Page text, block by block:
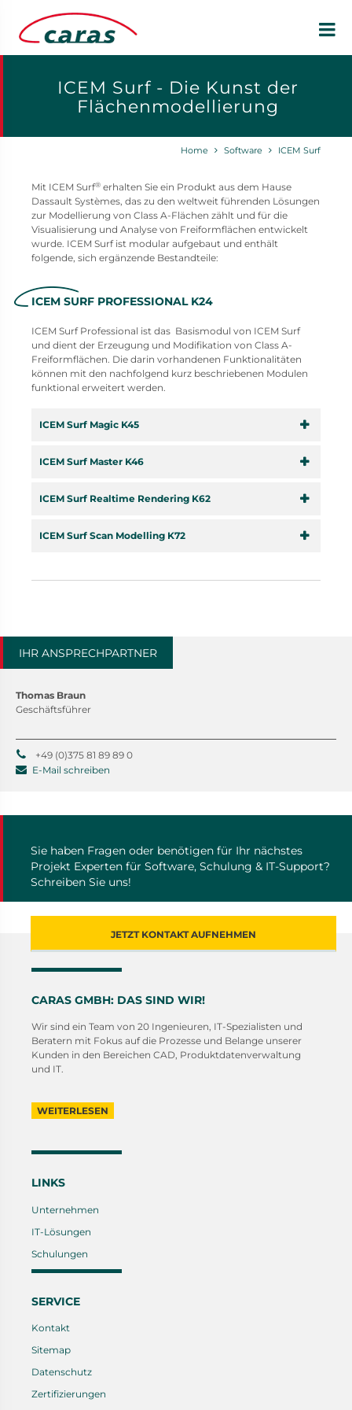
ICEM Surf - Die Kunst der
Flächenmodellierung
Home Software ICEM Surf
Mit ICEM Surf® erhalten Sie ein Produkt aus dem Hause
Dassault Systèmes, das zu den weltweit führenden Lösungen
zur Modellierung von Class A-Flächen zählt und für die
Visualisierung und Analyse von Freiformflächen entwickelt
wurde. ICEM Surf ist modular aufgebaut und enthält
folgende, sich ergänzende Bestandteile:
ICEM SURF PROFESSIONAL K24
ICEM Surf Professional ist das Basismodul von ICEM Surf
und dient der Erzeugung und Modifikation von Class A-
Freiformflächen. Die darin vorhandenen Funktionalitäten
können mit den nachfolgend kurz beschriebenen Modulen
funktional erweitert werden.
ICEM Surf Magic K45
ICEM Surf Master K46
ICEM Surf Realtime Rendering K62
ICEM Surf Scan Modelling K72
IHR ANSPRECHPARTNER
Thomas Braun
Geschäftsführer
+49 (0)375 81 89 89 0
E-Mail schreiben
Sie haben Fragen oder benötigen für Ihr nächstes
Projekt Experten für Software, Schulung & IT-Support?
Schreiben Sie uns!
JETZT KONTAKT AUFNEHMEN
CARAS GMBH: DAS SIND WIR!
Wir sind ein Team von 20 Ingenieuren, IT-Spezialisten und
Beratern mit Fokus auf die Prozesse und Belange unserer
Kunden in den Bereichen CAD, Produktdatenverwaltung
und IT.
WEITERLESEN
LINKS
Unternehmen
IT-Lösungen
Schulungen
SERVICE
Kontakt
Sitemap
Datenschutz
Zertifizierungen